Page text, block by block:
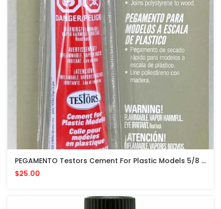
PEGAMENTO Testors Cement For Plastic Models 5/8 Fl Oz PARA MODELOS PLASTICOS
$25.00